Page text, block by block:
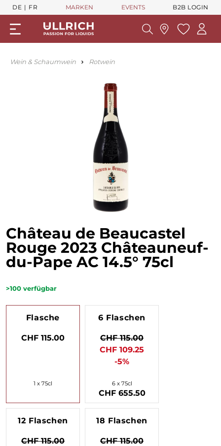
DE FR MARKEN EVENTS B2B LOGIN
Wein & Schaumwein Rotwein
Château de Beaucastel
Rouge 2023 Châteauneuf-
du-Pape AC 14.5° 75cl
>100 verfügbar
Flasche
CHF 115.00
1 x 75cl
6 Flaschen
CHF 115.00
CHF 109.25
-5%
6 x 75cl
CHF 655.50
12 Flaschen
CHF 115.00
18 Flaschen
CHF 115.00